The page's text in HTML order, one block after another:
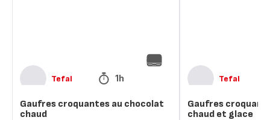
Tefal 1h
Gaufres croquantes au chocolat
chaud
Tefal
Gaufres
chaud et glace